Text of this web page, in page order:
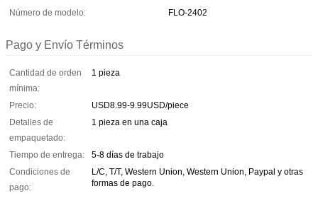
Número de modelo:
FLO-2402
Pago y Envío Términos
Cantidad de orden
mínima:
1 pieza
Precio:
USD8.99-9.99USD/piece
Detalles de
empaquetado:
1 pieza en una caja
Tiempo de entrega:
5-8 días de trabajo
Condiciones de
pago:
L/C, T/T, Western Union, Western Union, Paypal y otras
formas de pago.